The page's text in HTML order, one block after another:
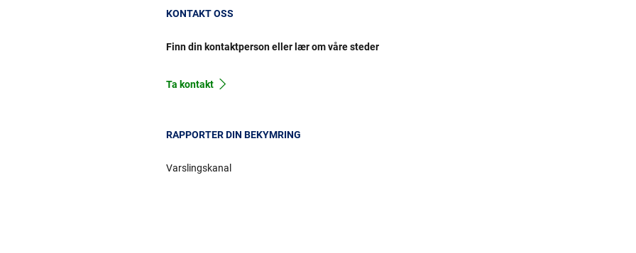
KONTAKT OSS
Finn din kontaktperson eller lær om våre steder
Ta kontakt
RAPPORTER DIN BEKYMRING
Varslingskanal